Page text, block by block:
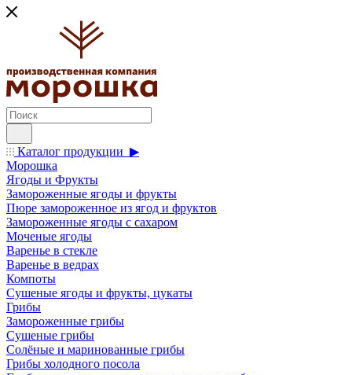
Каталог продукции ▶
Морошка
Ягоды и Фрукты
Замороженные ягоды и фрукты
Пюре замороженное из ягод и фруктов
Замороженные ягоды с сахаром
Моченые ягоды
Варенье в стекле
Варенье в ведрах
Компоты
Сушеные ягоды и фрукты, цукаты
Грибы
Замороженные грибы
Сушеные грибы
Солёные и маринованные грибы
Грибы холодного посола